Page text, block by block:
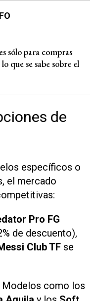
sólo para compras
que se sabe sobre el
de
específicos o
el mercado
Pro FG
de descuento),
Club TF se
Modelos como los